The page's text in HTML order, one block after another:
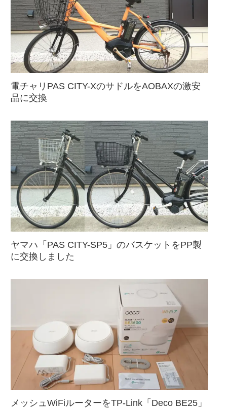
電チャリPAS CITY-XのサドルをAOBAXの激安
品に交換
ヤマハ「PAS CITY-SP5」のバスケットをPP製
に交換しました
メッシュWiFiルーターをTP-Link「Deco BE25」